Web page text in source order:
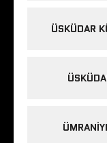
ÜSKÜDAR